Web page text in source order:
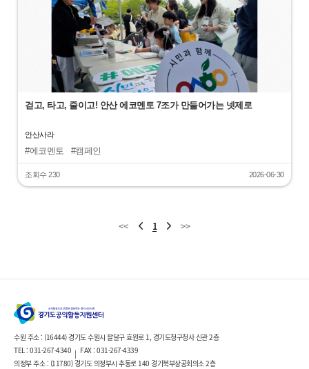
걷고, 타고, 줄이고! 안산 에코멘토 7조가 만들어가는 넷제로
안산사라
#에코멘토 #캠페인
조회수 230 2026-06-30
<< 1 >>
수원 주소 : (16444) 경기도 수원시 팔달구 효원로 1, 경기도청구청사 신관 2층
TEL : 031-267-4340 | FAX : 031-267-4339
의정부 주소 : (11780) 경기도 의정부시 추동로 140 경기북부상공회의소 2층